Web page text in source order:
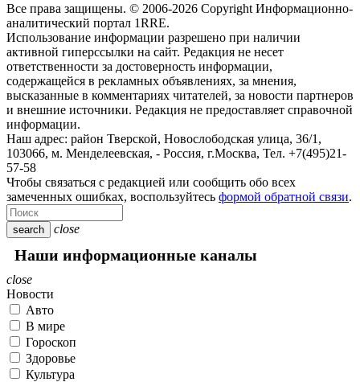
Все права защищены. © 2006-2026 Copyright Информационно-
аналитический портал 1RRE.
Использование информации разрешено при наличии
активной гиперссылки на сайт. Редакция не несет
ответственности за достоверность информации,
содержащейся в рекламных объявлениях, за мнения,
высказанные в комментариях читателей, за новости партнеров
и внешние источники. Редакция не предоставляет справочной
информации.
Наш адрес: район Тверской, Новослободская улица, 36/1 ,
103066, м. Менделеевская, - Россия, г.Москва, Тел. +7(495)21-
57-58
Чтобы связаться с редакцией или сообщить обо всех
замеченных ошибках, воспользуйтесь формой обратной связи.
search close
Наши информационные каналы
close
Новости
Авто
В мире
Гороскоп
Здоровье
Культура